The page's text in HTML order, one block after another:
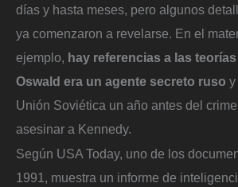
días y hasta meses, pero algunos
ya comenzaron a revelarse. En el
ejemplo, hay referencias a las
Oswald era un agente secreto ruso y
Unión Soviética un año antes del
asesinar a Kennedy.
Según USA Today, uno de los
1991, muestra un informe de